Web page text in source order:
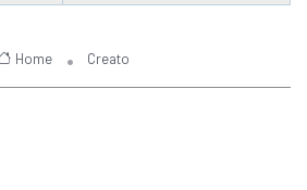
Home Creato